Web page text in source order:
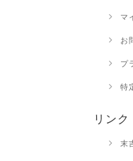
マ
お
プ
特
リンク
末